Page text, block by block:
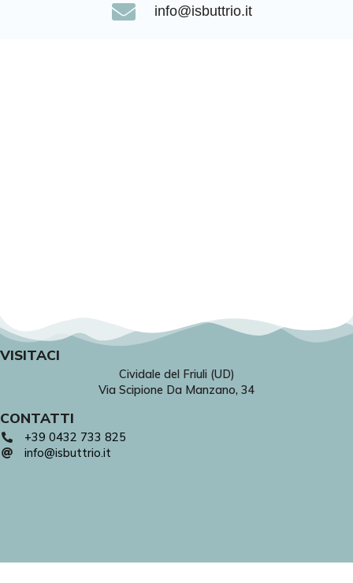
info@isbuttrio.it
VISITACI
Cividale del Friuli (UD)
Via Scipione Da Manzano, 34
CONTATTI
+39 0432 733 825
info@isbuttrio.it